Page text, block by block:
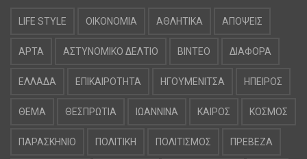
LIFE STYLE OIKONOMIA ΑΘΛΗΤΙΚΑ ΑΠΟΨΕΙΣ
ΑΡΤΑ ΑΣΤΥΝΟΜΙΚΟ ΔΕΛΤΙΟ ΒΙΝΤΕΟ ΔΙΑΦΟΡΑ
ΕΛΛΑΔΑ ΕΠΙΚΑΙΡΟΤΗΤΑ ΗΓΟΥΜΕΝΙΤΣΑ ΗΠΕΙΡΟΣ
ΘΕΜΑ ΘΕΣΠΡΩΤΙΑ ΙΩΑΝΝΙΝΑ ΚΑΙΡΟΣ ΚΟΣΜΟΣ
ΠΑΡΑΣΚΗΝΙΟ ΠΟΛΙΤΙΚΗ ΠΟΛΙΤΙΣΜΟΣ ΠΡΕΒΕΖΑ